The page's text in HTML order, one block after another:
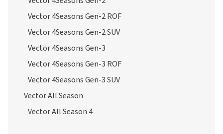
Vector 4Seasons Gen-2 ROF
Vector 4Seasons Gen-2 SUV
Vector 4Seasons Gen-3
Vector 4Seasons Gen-3 ROF
Vector 4Seasons Gen-3 SUV
Vector All Season
Vector All Season 4